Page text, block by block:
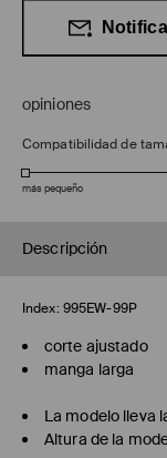
opiniones
Compatibilidad de
más pequeño
Descripción
Index: 995EW-99P
corte ajustado
manga larga
La modelo lleva
Altura de la